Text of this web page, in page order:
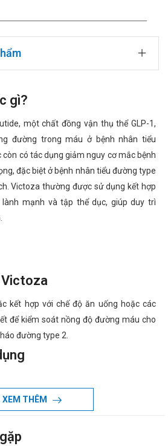
gì?
một chất đồng vận thụ thể GLP-1,
đường trong máu ở bệnh nhân tiểu
có tác dụng giảm nguy cơ mắc bệnh
đặc biệt ở bệnh nhân tiểu đường type
Victoza thường được sử dụng kết hợp
mạnh và tập thể dục, giúp duy trì
Victoza
kết hợp với chế độ ăn uống hoặc các
để kiểm soát nồng độ đường máu cho
đường type 2.
dưới da (phần trên cánh tay, bụng,
6mg/ml không phụ thuộc vào bữa ăn
trí tiêm trong quá trình điều trị bằng
XEM THÊM